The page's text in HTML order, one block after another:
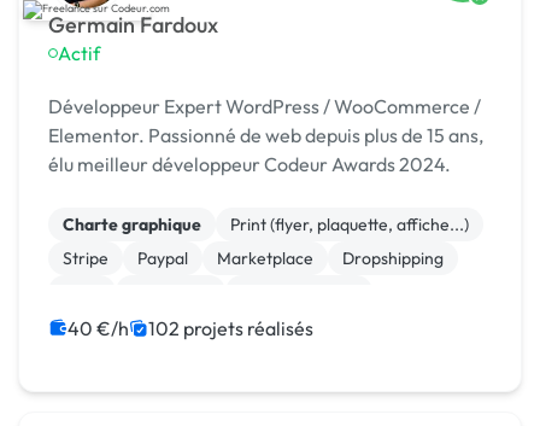
Germain Fardoux
Actif
Développeur Expert WordPress / WooCommerce /
Elementor. Passionné de web depuis plus de 15 ans,
élu meilleur développeur Codeur Awards 2024.
Charte graphique
Print (flyer, plaquette, affiche...)
Stripe
Paypal Marketplace
Dropshipping
Système de paiement
40 €/h 102 projets réalisés